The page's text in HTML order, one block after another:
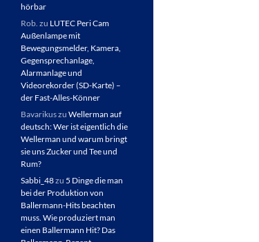
hörbar
Rob. zu LUTEC Peri Cam
Außenlampe mit
Bewegungsmelder, Kamera,
Gegensprechanlage,
Alarmanlage und
Videorekorder (SD-Karte) –
der Fast-Alles-Könner
Bavarikuszu Wellerman auf
deutsch: Wer ist eigentlich die
Wellerman und warum bringt
sie uns Zucker und Tee und
Rum?
Sabbi_48zu 5 Dinge die man
bei der Produktion von
Ballermann-Hits beachten
muss. Wie produziert man
einen Ballermann Hit? Das